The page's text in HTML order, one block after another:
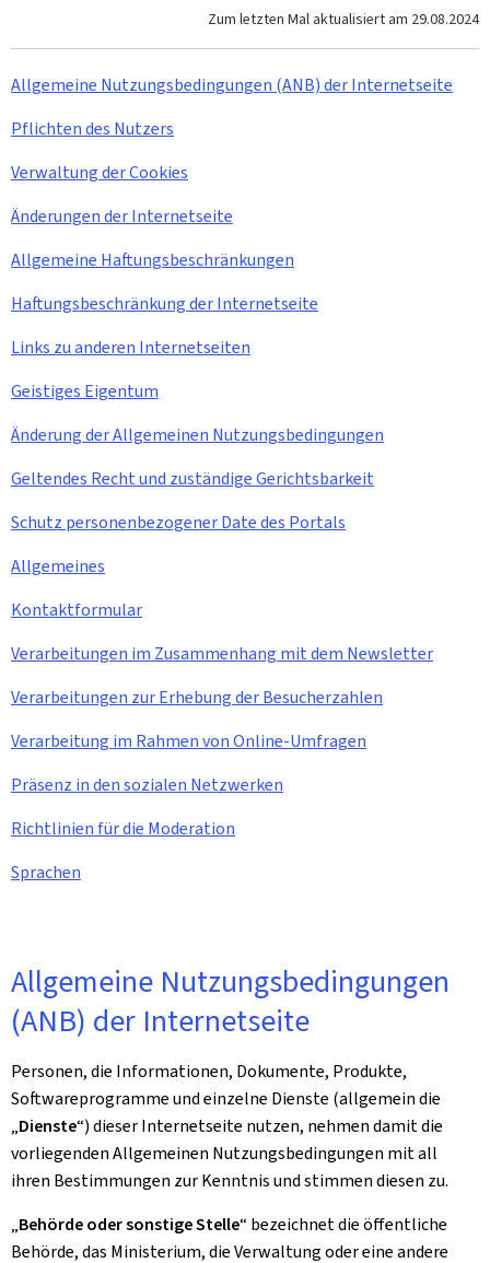
Zum letzten Mal aktualisiert am 29.08.2024
Allgemeine Nutzungsbedingungen (ANB) der Internetseite
Pflichten des Nutzers
Verwaltung derCookies
Änderungen der Internetseite
Allgemeine Haftungsbeschränkungen
Haftungsbeschränkung der Internetseite
Links zu anderen Internetseiten
Geistiges Eigentum
Änderung der Allgemeinen Nutzungsbedingungen
Geltendes Recht und zuständige Gerichtsbarkeit
Schutz personenbezogener Date des Portals
Allgemeines
Kontaktformular
Verarbeitungen im Zusammenhang mit dem Newsletter
Verarbeitungen zur Erhebung der Besucherzahlen
Verarbeitung im Rahmen von Online-Umfragen
Präsenz in den sozialen Netzwerken
Richtlinien für die Moderation
Sprachen
Allgemeine Nutzungsbedingungen
(ANB) der Internetseite
Personen, die Informationen, Dokumente, Produkte,
Softwareprogramme und einzelne Dienste (allgemein die
„Dienste“) dieser Internetseite nutzen, nehmen damit die
vorliegenden Allgemeinen Nutzungsbedingungen mit all
ihren Bestimmungen zur Kenntnis und stimmen diesen zu.
„Behörde oder sonstige Stelle“ bezeichnet die öffentliche
Behörde, das Ministerium, die Verwaltung oder eine andere